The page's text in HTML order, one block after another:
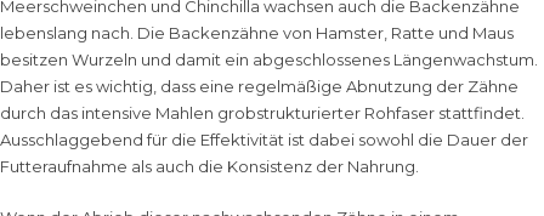
Meerschweinchen und Chinchilla wachsen auch die Backenzähne
lebenslang nach. Die Backenzähne von Hamster, Ratte und Maus
besitzen Wurzeln und damit ein abgeschlossenes Längenwachstum.
Daher ist es wichtig, dass eine regelmäßige Abnutzung der Zähne
durch das intensive Mahlen grobstrukturierter Rohfaser stattfindet.
Ausschlaggebend für die Effektivität ist dabei sowohl die Dauer der
Futteraufnahme als auch die Konsistenz der Nahrung.